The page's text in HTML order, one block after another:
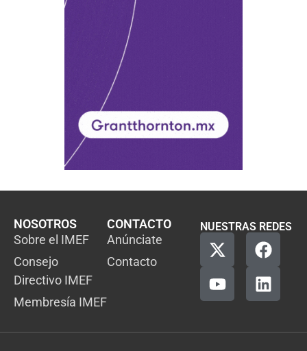
NOSOTROS
Sobre el IMEF
Consejo
Directivo IMEF
Membresía IMEF
CONTACTO
Anúnciate
Contacto
NUESTRAS REDES